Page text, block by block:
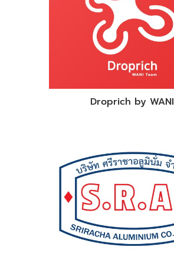
Droprich by WANI